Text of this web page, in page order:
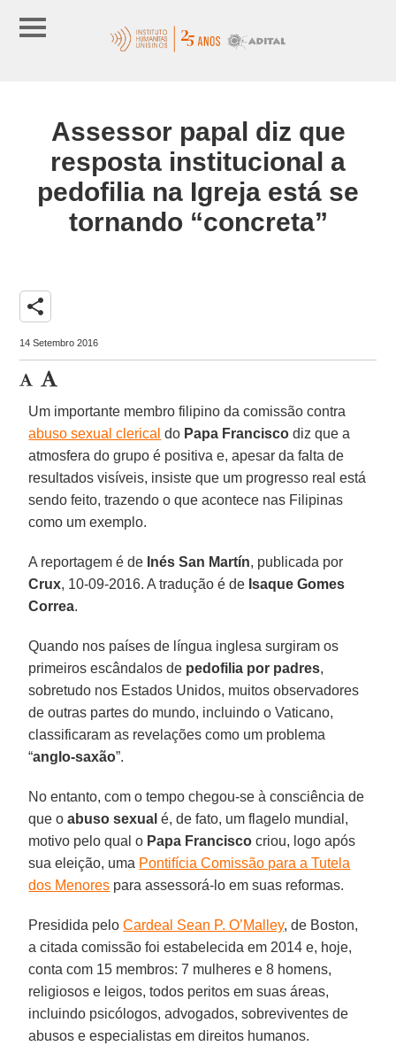
Assessor papal diz que
resposta institucional a
pedofilia na Igreja está se
tornando “concreta”
share
14 Setembro 2016
Um importante membro filipino da comissão contra
abuso sexual clerical do Papa Francisco diz que a
atmosfera do grupo é positiva e, apesar da falta de
resultados visíveis, insiste que um progresso real está
sendo feito, trazendo o que acontece nas Filipinas
como um exemplo.
A reportagem é de Inés San Martín, publicada por
Crux, 10-09-2016. A tradução é de Isaque Gomes
Correa.
Quando nos países de língua inglesa surgiram os
primeiros escândalos de pedofilia por padres,
sobretudo nos Estados Unidos, muitos observadores
de outras partes do mundo, incluindo o Vaticano,
classificaram as revelações como um problema
“anglo-saxão”.
No entanto, com o tempo chegou-se à consciência de
que oabuso sexual é, de fato, um flagelo mundial,
motivo pelo qual o Papa Francisco criou, logo após
sua eleição, uma Pontifícia Comissão para a Tutela
dos Menores para assessorá-lo em suas reformas.
Presidida peloCardeal Sean P. O’Malley, de Boston,
a citada comissão foi estabelecida em 2014 e, hoje,
conta com 15 membros: 7 mulheres e 8 homens,
religiosos e leigos, todos peritos em suas áreas,
incluindo psicólogos, advogados, sobreviventes de
abusos e especialistas em direitos humanos.